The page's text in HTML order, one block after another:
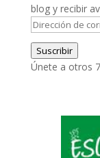
blog y recibir
Dirección
de
correo
electrónico
Suscribir
Únete a otros